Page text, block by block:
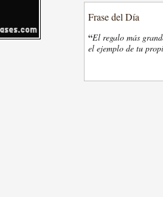
Frase del Día
“El regalo más
el ejemplo de tu